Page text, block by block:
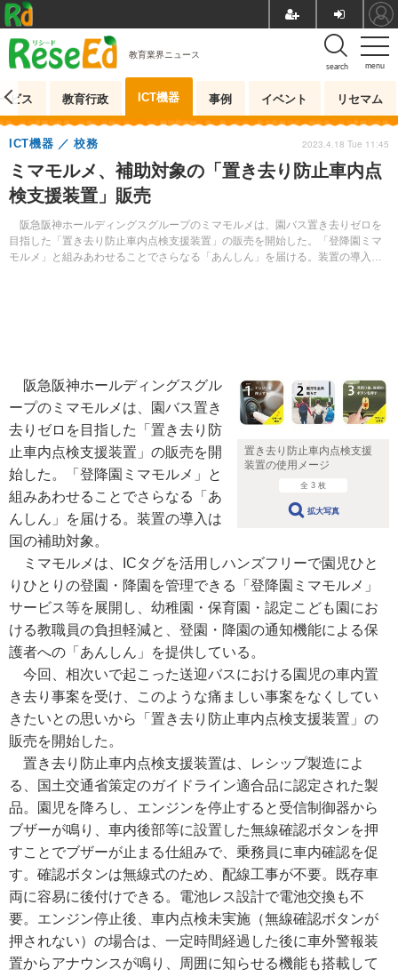
menu
search
教育業界ニュース
ビス 教育行政 ICT機器 事例 イベント リセマム
ミマモルメ、補助対象の「置き去り防止車内点
検支援装置」販売
阪急阪神ホールディングスグループのミマモルメは、園バス置き去りゼロを
目指した「置き去り防止車内点検支援装置」の販売を開始した。「登降園ミマ
モルメ」と組みあわせることでさらなる「あんしん」を届ける。装置の導入は
ICT機器 校務 2023.4.18 Tue 11:45
置き去り防止車内点検支援
装置の使用メージ
全 3 枚
拡大写真
阪急阪神ホールディングスグル
ープのミマモルメは、園バス置き
去りゼロを目指した「置き去り防
止車内点検支援装置」の販売を開
始した。「登降園ミマモルメ」と
組みあわせることでさらなる「あ
んしん」を届ける。装置の導入は
国の補助対象。
ミマモルメは、ICタグを活用しハンズフリーで園児ひと
りひとりの登園・降園を管理できる「登降園ミマモルメ」
サービス等を展開し、幼稚園・保育園・認定こども園にお
ける教職員の負担軽減と、登園・降園の通知機能による保
護者への「あんしん」を提供している。
今回、相次いで起こった送迎バスにおける園児の車内置
き去り事案を受け、このような痛ましい事案をなくしてい
きたいとの思いから「置き去り防止車内点検支援装置」の
販売を開始した。
置き去り防止車内点検支援装置は、レシップ製造によ
る、国土交通省策定のガイドライン適合品に認定された製
品。園児を降ろし、エンジンを停止すると受信制御器から
ブザーが鳴り、車内後部等に設置した無線確認ボタンを押
すことでブザーが止まる仕組みで、乗務員に車内確認を促
す。確認ボタンは無線式のため、配線工事が不要。既存車
両に容易に後付けできる。電池レス設計で電池交換も不
要。エンジン停止後、車内点検未実施（無線確認ボタンが
押されない）の場合は、一定時間経過した後に車外警報装
置からアナウンスが鳴り、周囲に知らせる機能も搭載して